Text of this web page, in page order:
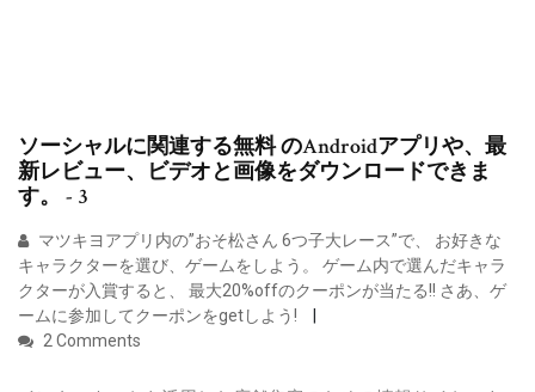
ソーシャルに関連する無料 のAndroidアプリや、最
新レビュー、ビデオと画像をダウンロードできま
す。 - 3
マツキヨアプリ内の”おそ松さん 6つ子大レース”で、 お好きな
キャラクターを選び、ゲームをしよう。 ゲーム内で選んだキャラ
クターが入賞すると、 最大20%offのクーポンが当たる!! さあ、ゲ
ームに参加してクーポンをgetしよう!
2 Comments